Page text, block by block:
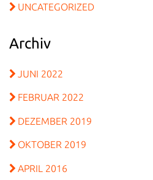
UNCATEGORIZED
Archiv
JUNI 2022
FEBRUAR 2022
DEZEMBER 2019
OKTOBER 2019
APRIL 2016